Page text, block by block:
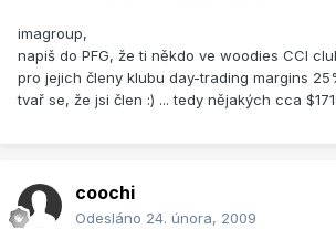
imagroup,
napiš do PFG, že ti někdo ve woodies CCI
pro jejich členy klubu day-trading margins
tvař se, že jsi člen :) ... tedy nějakých cca
coochi
Odesláno 24. února, 2009